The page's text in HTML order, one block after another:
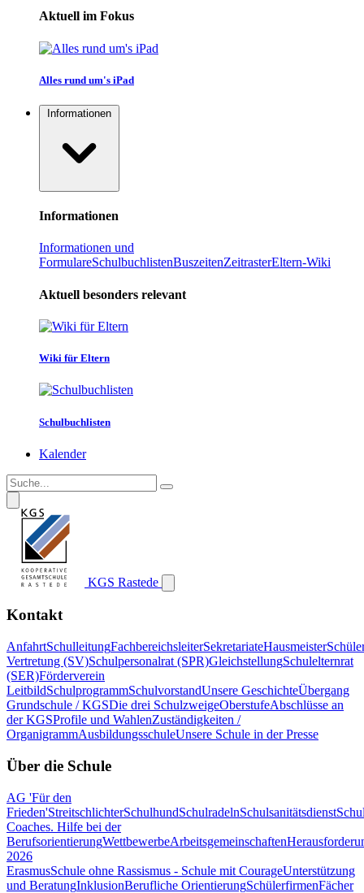
Aktuell im Fokus
Alles rund um's iPad
Informationen
Informationen
Informationen und
FormulareSchulbuchlistenBuszeitenZeitrasterEltern-Wiki
Aktuell besonders relevant
Wiki für Eltern
Schulbuchlisten
Kalender
KGS Rastede
Kontakt
AnfahrtSchulleitungFachbereichsleiterSekretariateHausmeister
Vertretung (SV)Schulpersonalrat (SPR)GleichstellungSchulelternrat
(SER)Förderverein
LeitbildSchulprogrammSchulvorstandUnsere GeschichteÜbergang
Grundschule / KGSDie drei SchulzweigeOberstufeAbschlüsse an
der KGSProfile und WahlenZuständigkeiten /
OrganigrammAusbildungsschuleUnsere Schule in der Presse
Über die Schule
AG 'Für den
Frieden'StreitschlichterSchulhundSchulradelnSchulsanitätsdienst
Coaches. Hilfe bei der
BerufsorientierungWettbewerbeArbeitsgemeinschaften
2026
ErasmusSchule ohne Rassismus - Schule mit CourageUnterstützung
und BeratungInklusionBerufliche OrientierungSchülerfirmenFächer